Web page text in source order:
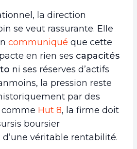
la direction
se veut rassurante. Elle
communiqué que cette
en rien ses capacités
ni ses réserves d’actifs
la pression reste
par des
Hut 8, la firme doit
boursier
d’une véritable rentabilité.